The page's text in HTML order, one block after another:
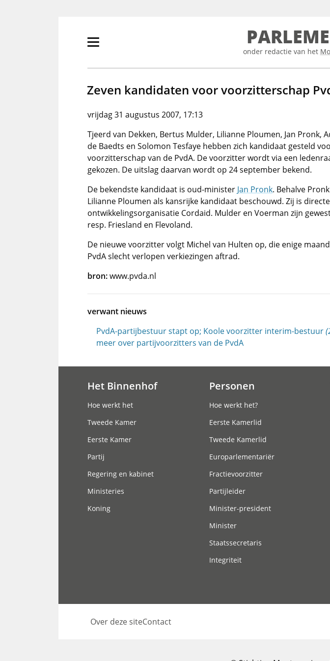
Primair
tonen/verbergen
onder redactie van het
Zeven kandidaten voor voorzitterschap
vrijdag 31 augustus 2007, 17:13
Tjeerd van Dekken, Bertus Mulder, Lilianne Ploumen, Jan Pronk,
de Baedts en Solomon Tesfaye hebben zich kandidaat gesteld
voorzitterschap van de PvdA. De voorzitter wordt via een
gekozen. De uitslag daarvan wordt op 24 september bekend.
De bekendste kandidaat is oud-minister Jan Pronk. Behalve
Lilianne Ploumen als kansrijke kandidaat beschouwd. Zij is
ontwikkelingsorganisatie Cordaid. Mulder en Voerman zijn
resp. Friesland en Flevoland.
De nieuwe voorzitter volgt Michel van Hulten op, die enige
PvdA slecht verlopen verkiezingen aftrad.
bron:www.pvda.nl
verwant nieuws
PvdA-partijbestuur stapt op; Koole voorzitter interim-bestuur
meer over partijvoorzitters van de PvdA
Het Binnenhof
Hoe werkt het
Tweede Kamer
Eerste Kamer
Partij
Regering en kabinet
Ministeries
Koning
Personen
Hoe werkt het?
Eerste Kamerlid
Tweede Kamerlid
Europarlementariër
Fractievoorzitter
Partijleider
Minister-president
Minister
Staatssecretaris
Integriteit
Over deze siteContact